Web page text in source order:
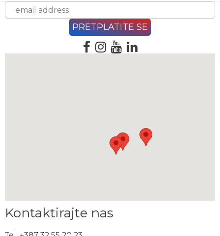
Kontaktirajte nas